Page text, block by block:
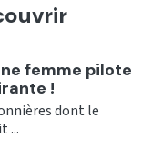
femme pilote
!
dont le
...